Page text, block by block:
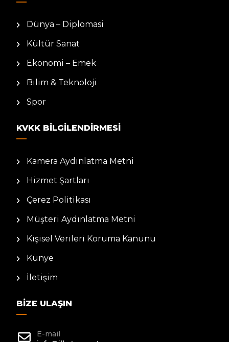
Dünya – Diplomasi
Kültür Sanat
Ekonomi – Emek
Bilim & Teknoloji
Spor
KVKK BILGILENDIRMESI
Kamera Aydınlatma Metni
Hizmet Şartları
Çerez Politikası
Müşteri Aydınlatma Metni
Kişisel Verileri Koruma Kanunu
Künye
İletişim
BIZE ULAŞIN
E-mail